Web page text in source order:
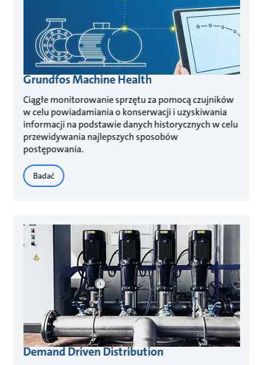
Grundfos Machine Health
Ciągłe monitorowanie sprzętu za pomocą czujników
w celu powiadamiania o konserwacji i uzyskiwania
informacji na podstawie danych historycznych w celu
przewidywania najlepszych sposobów
postępowania.
Badać
Demand Driven Distribution